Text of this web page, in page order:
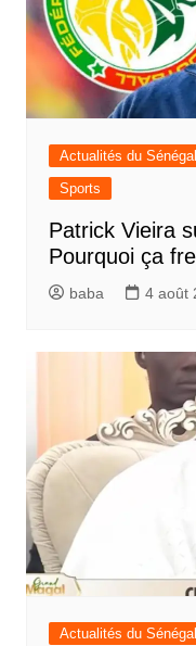
Actualités du Sénégal
Sports
Patrick Vieira
Pourquoi ça
baba 4 août
Actualités du Sénégal